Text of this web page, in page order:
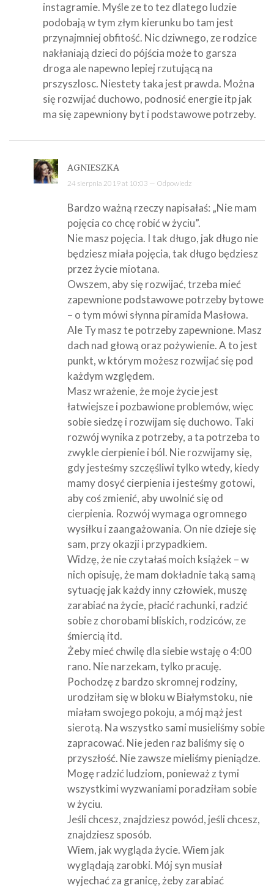
instagramie. Myśle ze to tez dlatego ludzie
podobają w tym złym kierunku bo tam jest
przynajmniej obfitość. Nic dziwnego, ze rodzice
nakłaniają dzieci do pójścia może to garsza
droga ale napewno lepiej rzutującą na
prszyszlosc. Niestety taka jest prawda. Można
się rozwijać duchowo, podnosić energie itp jak
ma się zapewniony byt i podstawowe potrzeby.
AGNIESZKA
24 sierpnia 2019 at 10:03 — Odpowiedz
Bardzo ważną rzeczy napisałaś: „Nie mam
pojęcia co chcę robić w życiu”.
Nie masz pojęcia. I tak długo, jak długo nie
będziesz miała pojęcia, tak długo będziesz
przez życie miotana.
Owszem, aby się rozwijać, trzeba mieć
zapewnione podstawowe potrzeby bytowe
– o tym mówi słynna piramida Masłowa.
Ale Ty masz te potrzeby zapewnione. Masz
dach nad głową oraz pożywienie. A to jest
punkt, w którym możesz rozwijać się pod
każdym względem.
Masz wrażenie, że moje życie jest
łatwiejsze i pozbawione problemów, więc
sobie siedzę i rozwijam się duchowo. Taki
rozwój wynika z potrzeby, a ta potrzeba to
zwykle cierpienie i ból. Nie rozwijamy się,
gdy jesteśmy szczęśliwi tylko wtedy, kiedy
mamy dosyć cierpienia i jesteśmy gotowi,
aby coś zmienić, aby uwolnić się od
cierpienia. Rozwój wymaga ogromnego
wysiłku i zaangażowania. On nie dzieje się
sam, przy okazji i przypadkiem.
Widzę, że nie czytałaś moich książek – w
nich opisuję, że mam dokładnie taką samą
sytuację jak każdy inny człowiek, muszę
zarabiać na życie, płacić rachunki, radzić
sobie z chorobami bliskich, rodziców, ze
śmiercią itd.
Żeby mieć chwilę dla siebie wstaję o 4:00
rano. Nie narzekam, tylko pracuję.
Pochodzę z bardzo skromnej rodziny,
urodziłam się w bloku w Białymstoku, nie
miałam swojego pokoju, a mój mąż jest
sierotą. Na wszystko sami musieliśmy sobie
zapracować. Nie jeden raz baliśmy się o
przyszłość. Nie zawsze mieliśmy pieniądze.
Mogę radzić ludziom, ponieważ z tymi
wszystkimi wyzwaniami poradziłam sobie
w życiu.
Jeśli chcesz, znajdziesz powód, jeśli chcesz,
znajdziesz sposób.
Wiem, jak wygląda życie. Wiem jak
wyglądają zarobki. Mój syn musiał
wyjechać za granicę, żeby zarabiać